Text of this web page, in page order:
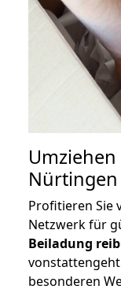
Umziehen
Nürtingen
Profitieren Sie
Netzwerk für
Beiladung
besonderen